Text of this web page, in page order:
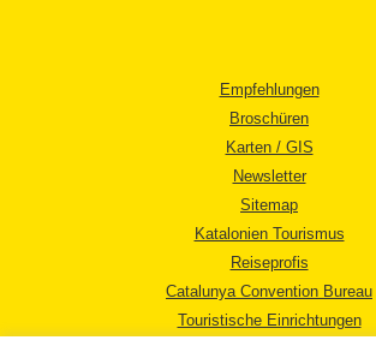
Empfehlungen
Broschüren
Karten / GIS
Newsletter
Sitemap
Katalonien Tourismus
Reiseprofis
Catalunya Convention Bureau
Touristische Einrichtungen